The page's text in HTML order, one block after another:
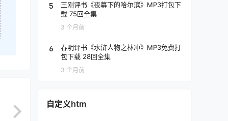
5
王刚评书《夜幕下的哈尔滨》MP3打包下
载 75回全集
3 个月前
6
春明评书《水浒人物之林冲》MP3免费打
包下载 28回全集
3 个月前
自定义htm